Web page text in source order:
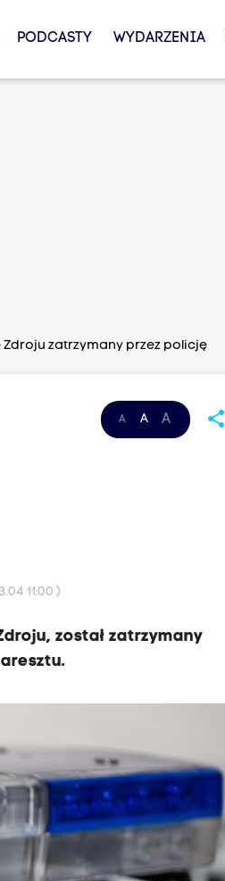
PODCASTY WYDARZENIA
zatrzymany przez policję
A A A share
11:00 )
został zatrzymany